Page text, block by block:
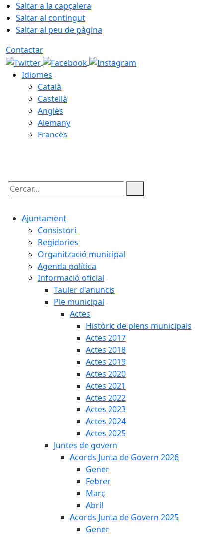
Saltar a la capçalera
Saltar al contingut
Saltar al peu de pàgina
Contactar
Idiomes
Català
Castellà
Anglès
Alemany
Francès
Cercar:
Ajuntament
Consistori
Regidories
Organització municipal
Agenda política
Informació oficial
Tauler d'anuncis
Ple municipal
Actes
Històric de plens municipals
Actes 2017
Actes 2018
Actes 2019
Actes 2020
Actes 2021
Actes 2022
Actes 2023
Actes 2024
Actes 2025
Juntes de govern
Acords Junta de Govern 2026
Gener
Febrer
Març
Abril
Acords Junta de Govern 2025
Gener